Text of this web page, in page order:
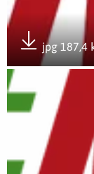
jpg 187,4
Pobierz
Otwórz